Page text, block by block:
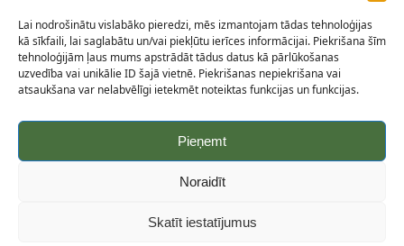
Lai nodrošinātu vislabāko pieredzi, mēs izmantojam tādas tehnoloģijas
kā sīkfaili, lai saglabātu un/vai piekļūtu ierīces informācijai. Piekrišana šīm
tehnoloģijām ļaus mums apstrādāt tādus datus kā pārlūkošanas
uzvedība vai unikālie ID šajā vietnē. Piekrišanas nepiekrišana vai
atsaukšana var nelabvēlīgi ietekmēt noteiktas funkcijas un funkcijas.
Pieņemt
Noraidīt
Skatīt iestatījumus
Palīdzība
INFORMĀCIJA PIRCĒJAM
Piegādes nosacījumi
Noteikumi un nosacījumi
Vietnes karte